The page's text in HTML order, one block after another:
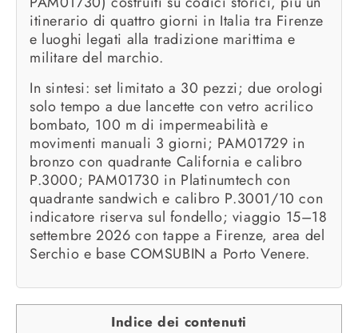
itinerario di quattro giorni in Italia tra Firenze
e luoghi legati alla tradizione marittima e
militare del marchio.
In sintesi: set limitato a 30 pezzi; due orologi
solo tempo a due lancette con vetro acrilico
bombato, 100 m di impermeabilità e
movimenti manuali 3 giorni; PAM01729 in
bronzo con quadrante California e calibro
P.3000; PAM01730 in Platinumtech con
quadrante sandwich e calibro P.3001/10 con
indicatore riserva sul fondello; viaggio 15–18
settembre 2026 con tappe a Firenze, area del
Serchio e base COMSUBIN a Porto Venere.
Indice dei contenuti